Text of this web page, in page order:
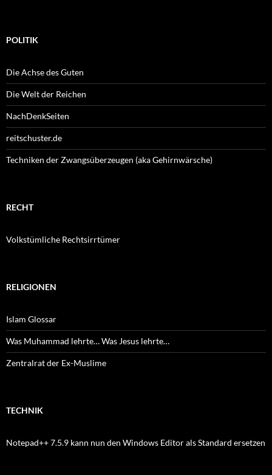
POLITIK
Die Achse des Guten
Die Welt der Reichen
NachDenkSeiten
reitschuster.de
Techniken der Zwangsüberzeugen (aka Gehirnwärsche)
RECHT
Volkstümliche Rechtsirrtümer
RELIGIONEN
Islam Glossar
Was Muhammad lehrte… Was Jesus lehrte…
Zentralrat der Ex-Muslime
TECHNIK
Notepad++ 7.5.9 kann nun den Windows Editor als Standard ersetzen